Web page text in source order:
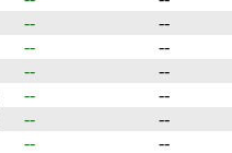
--
--
--
--
--
--
--
--
--
--
--
--